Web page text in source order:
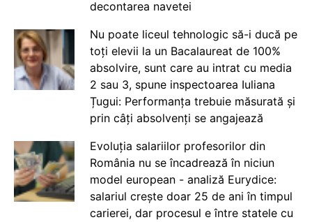
decontarea navetei
Nu poate liceul tehnologic să-i ducă pe
toți elevii la un Bacalaureat de 100%
absolvire, sunt care au intrat cu media
2 sau 3, spune inspectoarea Iuliana
Țugui: Performanța trebuie măsurată și
prin câți absolvenți se angajează
Evoluția salariilor profesorilor din
România nu se încadrează în niciun
model european - analiză Eurydice:
salariul crește doar 25 de ani în timpul
carierei, dar procesul e între statele cu